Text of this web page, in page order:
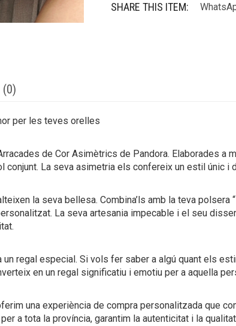
SHARE THIS ITEM:
(0)
per les teves orelles
de Cor Asimètrics de Pandora. Elaborades a
conjunt. La seva asimetria els confereix un estil únic
la seva bellesa. Combina’ls amb la teva polsera
La seva artesania impecable i el seu
regal especial. Si vols fer saber a algú quant els
en un regal significatiu i emotiu per a aquella
una experiència de compra personalitzada que
a tota la província, garantim la autenticitat i la